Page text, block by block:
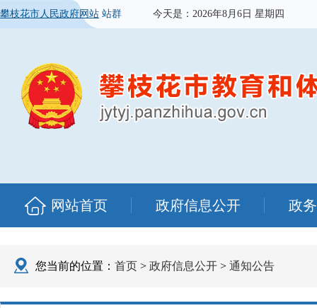
攀枝花市人民政府网站 站群 今天是： 2026年8月6日 星期四
网站首页 政府信息公开 政
您当前的位置： 首页 > 政府信息公开 > 通知公告